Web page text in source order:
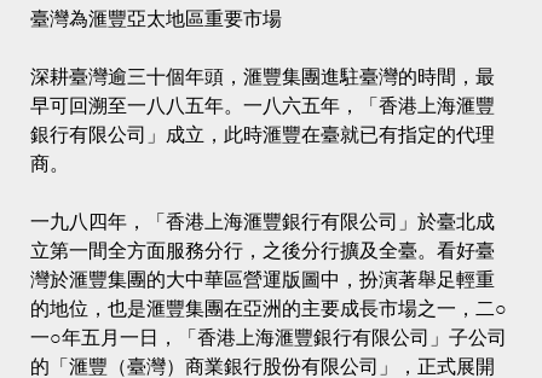
臺灣為滙豐亞太地區重要市場
深耕臺灣逾三十個年頭，滙豐集團進駐臺灣的時間，最
早可回溯至一八八五年。一八六五年，「香港上海滙豐
銀行有限公司」成立，此時滙豐在臺就已有指定的代理
商。
一九八四年，「香港上海滙豐銀行有限公司」於臺北成
立第一間全方面服務分行，之後分行擴及全臺。看好臺
灣於滙豐集團的大中華區營運版圖中，扮演著舉足輕重
的地位，也是滙豐集團在亞洲的主要成長市場之一，二○
一○年五月一日，「香港上海滙豐銀行有限公司」子公司
的「滙豐（臺灣）商業銀行股份有限公司」，正式展開